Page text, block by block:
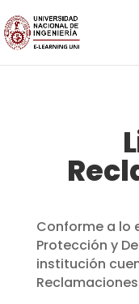
Conforme a lo
Protección y
institución